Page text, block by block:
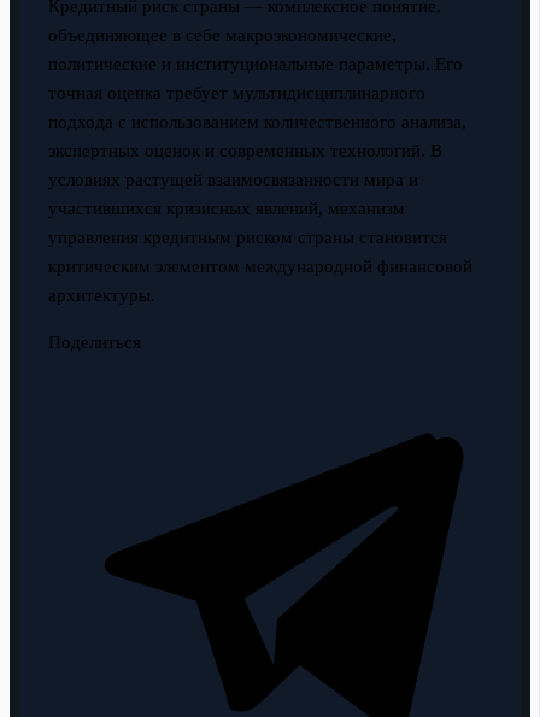
Кредитный риск страны — комплексное понятие,
объединяющее в себе макроэкономические,
политические и институциональные параметры. Его
точная оценка требует мультидисциплинарного
подхода с использованием количественного анализа,
экспертных оценок и современных технологий. В
условиях растущей взаимосвязанности мира и
участившихся кризисных явлений, механизм
управления кредитным риском страны становится
критическим элементом международной финансовой
архитектуры.
Поделиться